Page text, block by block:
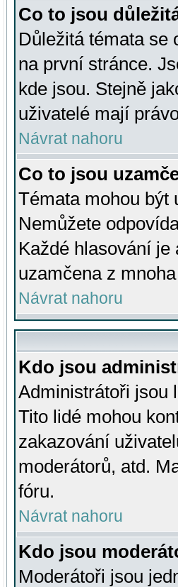
Co to jsou
Důležitá témata se
na první stránce.
kde jsou. Stejně
uživatelé mají
Návrat nahoru
Co to jsou
Témata mohou být
Nemůžete
Každé hlasování je
uzamčena z
Návrat nahoru
Kdo jsou
Administrátoři jsou
Tito lidé mohou
zakazování
moderátorů, atd.
fóru.
Návrat nahoru
Kdo jsou
Moderátoři jsou